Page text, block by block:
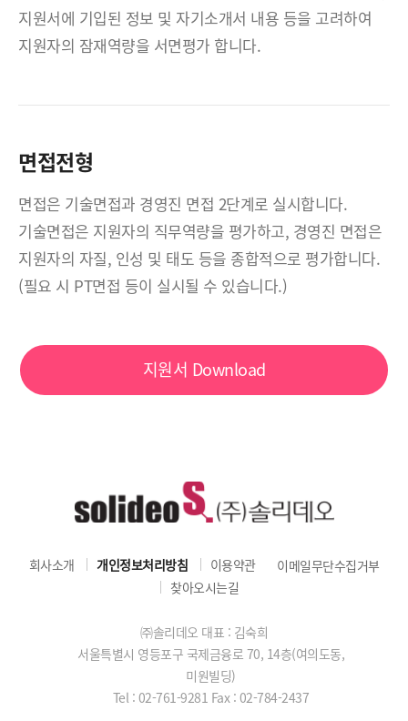
지원서에 기입된 정보 및 자기소개서 내용 등을 고려하여
지원자의 잠재역량을 서면평가 합니다.
면접전형
면접은 기술면접과 경영진 면접 2단계로 실시합니다.
기술면접은 지원자의 직무역량을 평가하고, 경영진 면접은
지원자의 자질, 인성 및 태도 등을 종합적으로 평가합니다.
(필요 시 PT면접 등이 실시될 수 있습니다.)
지원서 Download
회사소개 개인정보처리방침 이용약관
이메일무단수집거부
찾아오시는길
㈜솔리데오 대표 : 김숙희
서울특별시 영등포구 국제금융로 70, 14층(여의도동,
미원빌딩)
Tel : 02-761-9281 Fax : 02-784-2437